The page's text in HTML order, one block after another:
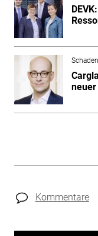
neuer
Kommentare